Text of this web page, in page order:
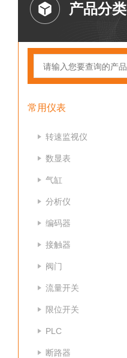
产品分类
常用仪表
转速监视仪
数显表
气缸
分析仪
编码器
接触器
阀门
流量开关
限位开关
PLC
断路器